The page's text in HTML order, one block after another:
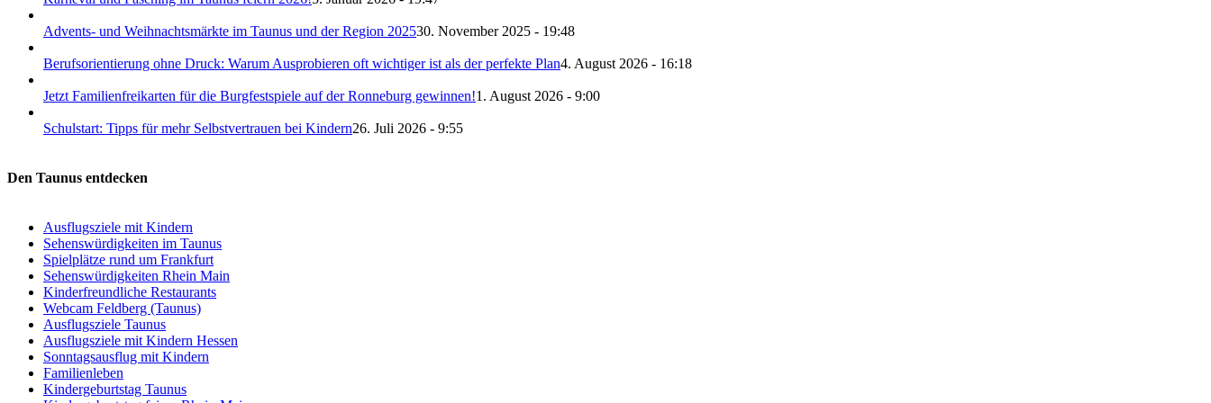
Advents- und Weihnachtsmärkte im Taunus und der Region 202530. November 2025 - 19:48
Berufsorientierung ohne Druck: Warum Ausprobieren oft wichtiger ist als der perfekte Plan4. August 2026 - 16:18
Jetzt Familienfreikarten für die Burgfestspiele auf der Ronneburg gewinnen!1. August 2026 - 9:00
Schulstart: Tipps für mehr Selbstvertrauen bei Kindern26. Juli 2026 - 9:55
Den Taunus entdecken
Ausflugsziele mit Kindern
Sehenswürdigkeiten im Taunus
Spielplätze rund um Frankfurt
Sehenswürdigkeiten Rhein Main
Kinderfreundliche Restaurants
Webcam Feldberg (Taunus)
Ausflugsziele Taunus
Ausflugsziele mit Kindern Hessen
Sonntagsausflug mit Kindern
Familienleben
Kindergeburtstag Taunus